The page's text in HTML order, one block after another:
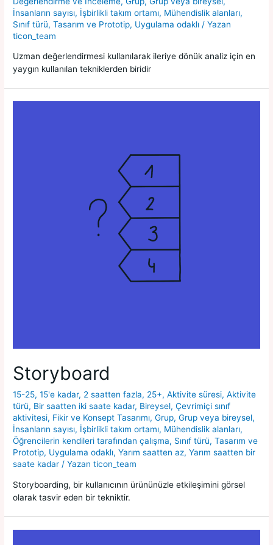
İnsanların sayısı, İşbirlikli takım ortamı, Mühendislik alanları,
Sınıf türü,Tasarım ve Prototip, Uygulama odaklı / Yazan
ticon_team
Uzman değerlendirmesi kullanılarak ileriye dönük analiz için en
yaygın kullanılan tekniklerden biridir
Storyboard
15-25,15'e kadar, 2 saatten fazla, 25+,Aktivite süresi,Aktivite
türü, Bir saatten iki saate kadar, Bireysel,Çevrimiçi sınıf
aktivitesi, Fikir ve Konsept Tasarımı,Grup,Grup veya bireysel,
İnsanların sayısı, İşbirlikli takım ortamı, Mühendislik alanları,
Öğrencilerin kendileri tarafından çalışma, Sınıf türü,Tasarım ve
Prototip, Uygulama odaklı,Yarım saatten az,Yarım saatten bir
saate kadar / Yazan ticon_team
Storyboarding, bir kullanıcının ürününüzle etkileşimini görsel
olarak tasvir eden bir tekniktir.